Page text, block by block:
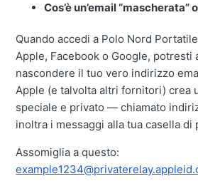
Cos’è un’email “mascherata”
Quando accedi a Polo Nord
Apple, Facebook o Google, potresti
nascondere il tuo vero indirizzo
Apple (e talvolta altri fornitori) crea
speciale e privato — chiamato
inoltra i messaggi alla tua casella di
Assomiglia a questo: